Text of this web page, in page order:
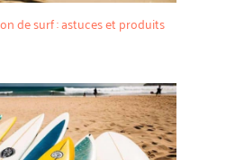
de surf : astuces et produits